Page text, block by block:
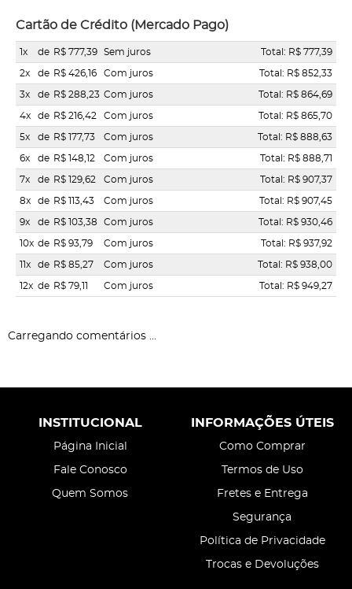
Cartão de Crédito (Mercado Pago)
1x de R$ 777,39 Sem juros Total: R$ 777,39
2x de R$ 426,16 Com juros Total: R$ 852,33
3x de R$ 288,23 Com juros Total: R$ 864,69
4x de R$ 216,42 Com juros Total: R$ 865,70
5x de R$ 177,73 Com juros Total: R$ 888,63
6x de R$ 148,12 Com juros Total: R$ 888,71
7x de R$ 129,62 Com juros Total: R$ 907,37
8x de R$ 113,43 Com juros Total: R$ 907,45
9x de R$ 103,38 Com juros Total: R$ 930,46
10x de R$ 93,79 Com juros Total: R$ 937,92
11x de R$ 85,27 Com juros Total: R$ 938,00
12x de R$ 79,11 Com juros Total: R$ 949,27
Carregando comentários ...
INSTITUCIONAL
Página Inicial
Fale Conosco
Quem Somos
INFORMAÇÕES ÚTEIS
Como Comprar
Termos de Uso
Fretes e Entrega
Segurança
Política de Privacidade
Trocas e Devoluções